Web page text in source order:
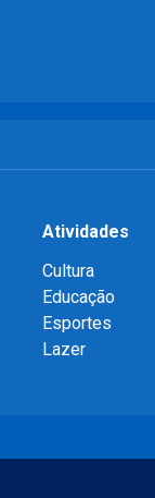
Atividades
Cultura
Educação
Esportes
Lazer